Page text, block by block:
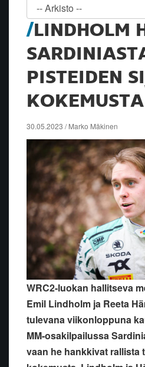
LINDHOLM
PISTEIDEN
KOKEMUSTA
30.05.2023 / Marko Mäkinen
WRC2-luokan hallitseva
Emil Lindholm ja Reeta
tulevana viikonloppuna
MM-osakilpailussa
vaan he hankkivat rallista